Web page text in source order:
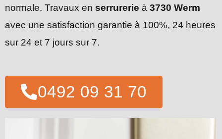
normale. Travaux en serrurerie à 3730 Werm
avec une satisfaction garantie à 100%, 24 heures
sur 24 et 7 jours sur 7.
0492 09 31 70